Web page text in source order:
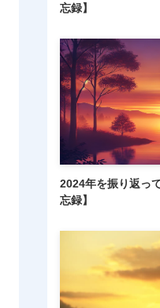
忘録】
2024年を振り返っ
忘録】